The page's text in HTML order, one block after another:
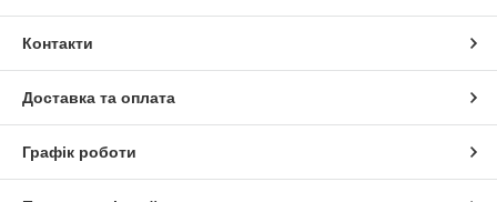
Контакти
Доставка та оплата
Графік роботи